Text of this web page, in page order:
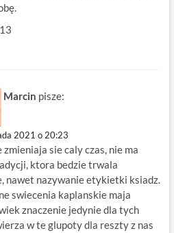
13
Marcin pisze:
2021 o 20:23
zmieniaja sie caly czas, nie ma
ktora bedzie trwala
nawet nazywanie etykietki ksiadz.
swiecenia kaplanskie maja
znaczenie jedynie dla tych
w te glupoty dla reszty z nas